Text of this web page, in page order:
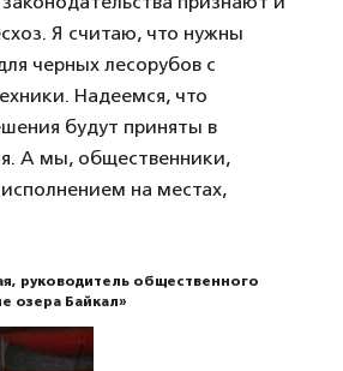
Я считаю, что нужны
черных лесорубов с
Надеемся, что
будут приняты в
А мы, общественники,
на местах,
руководитель общественного
озера Байкал»